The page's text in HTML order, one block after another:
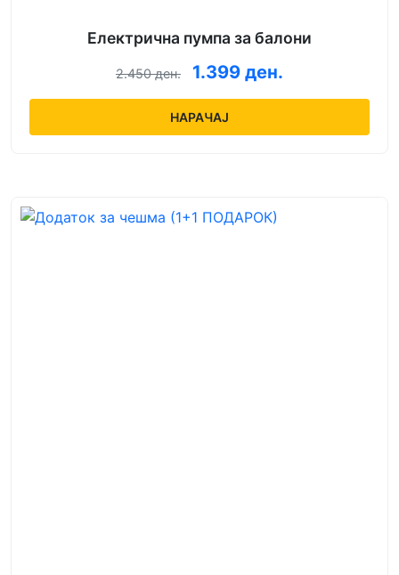
Електрична пумпа за балони
2.450 ден. 1.399 ден.
НАРАЧАЈ